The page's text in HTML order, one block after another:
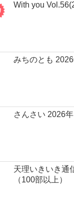
With you
みちのとも
さんさい 2026
天理いきいき通
（100部以上）